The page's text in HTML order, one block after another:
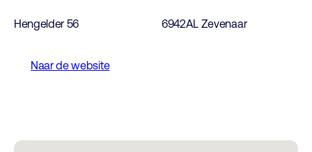
Hengelder 56 6942AL Zevenaar
Naar de website